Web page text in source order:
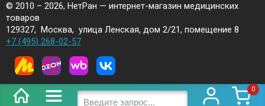
0
© 2010 – 2026, НетРан — интернет-магазин медицинских
товаров
129327, Москва, улица Ленская, дом 2/21, помещение 8
+7 (495) 268-02-57